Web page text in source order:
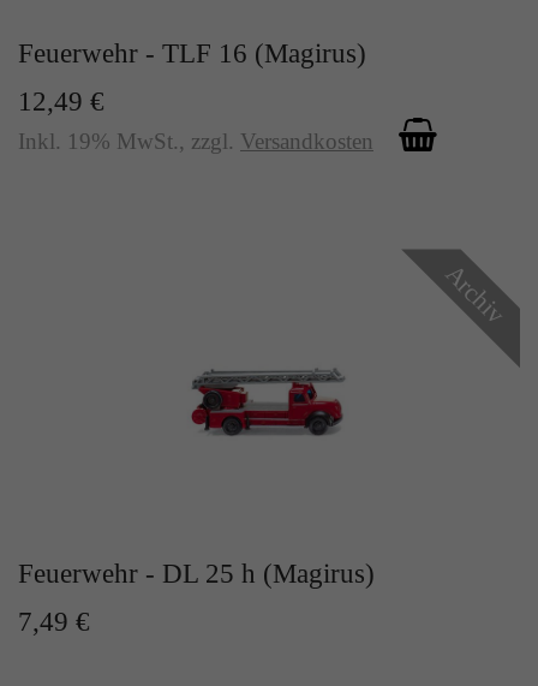
Feuerwehr - TLF 16 (Magirus)
12,49 €
Inkl. 19% MwSt., zzgl. Versandkosten
Archiv
Feuerwehr - DL 25 h (Magirus)
7,49 €
Datenübertragungen unterbunden.